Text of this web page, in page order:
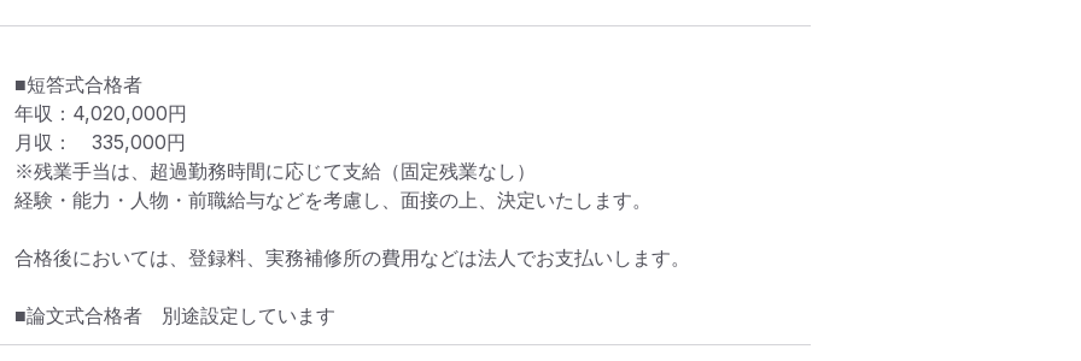
■短答式合格者
年収：4,020,000円
月収：　335,000円
※残業手当は、超過勤務時間に応じて支給（固定残業なし）
経験・能力・人物・前職給与などを考慮し、面接の上、決定いたします。
合格後においては、登録料、実務補修所の費用などは法人でお支払いします。
■論文式合格者　別途設定しています